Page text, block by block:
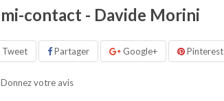
contact - Davide Morini
Tweet Partager Google+ Pinterest
Donnez votre avis